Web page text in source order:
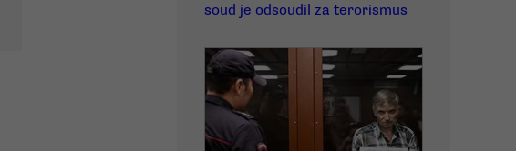
soud je odsoudil za terorismus